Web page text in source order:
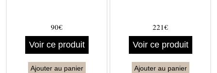
90€
Voir ce produit
Ajouter au panier
221€
Voir ce produit
Ajouter au panier